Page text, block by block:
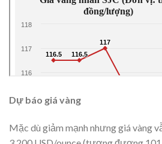
Dự báo giá vàng
Mặc dù giảm mạnh nhưng giá vàng